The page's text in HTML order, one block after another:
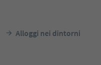
Alloggi nei dintorni